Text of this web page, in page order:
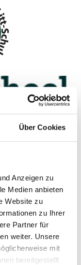
Über Cookies
Anzeigen zu
Medien anbieten
Website zu
zu Ihrer
Partner für
weiter. Unsere
mit
bereitgestellt